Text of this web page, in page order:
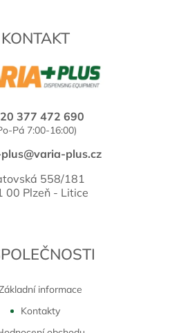
KONTAKT
377 472 690
Pá 7:00-16:00)
plus.cz
558/181
00 Plzeň - Litice
informace
Kontakty